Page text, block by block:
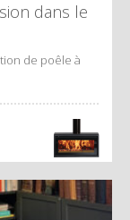
dans le
de poêle à